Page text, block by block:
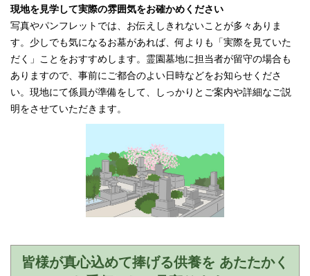
現地を見学して実際の雰囲気をお確かめください
写真やパンフレットでは、お伝えしきれないことが多々ありま
す。少しでも気になるお墓があれば、何よりも「実際を見ていた
だく」ことをおすすめします。霊園墓地に担当者が留守の場合も
ありますので、事前にご都合のよい日時などをお知らせくださ
い。現地にて係員が準備をして、しっかりとご案内や詳細なご説
明をさせていただきます。
皆様が真心込めて捧げる供養を あたたかく